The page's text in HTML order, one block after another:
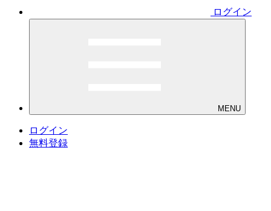
ログイン
MENU
ログイン
無料登録